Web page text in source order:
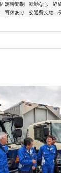
固定時間制 転勤なし 経
育休あり 交通費支給